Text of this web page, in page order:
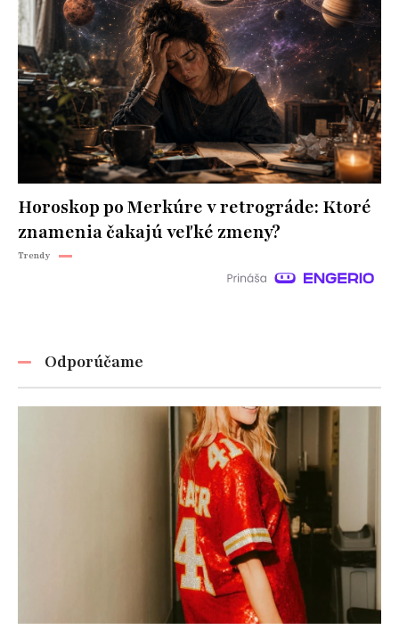
Horoskop po Merkúre v retrográde: Ktoré
znamenia čakajú veľké zmeny?
Trendy
Odporúčame